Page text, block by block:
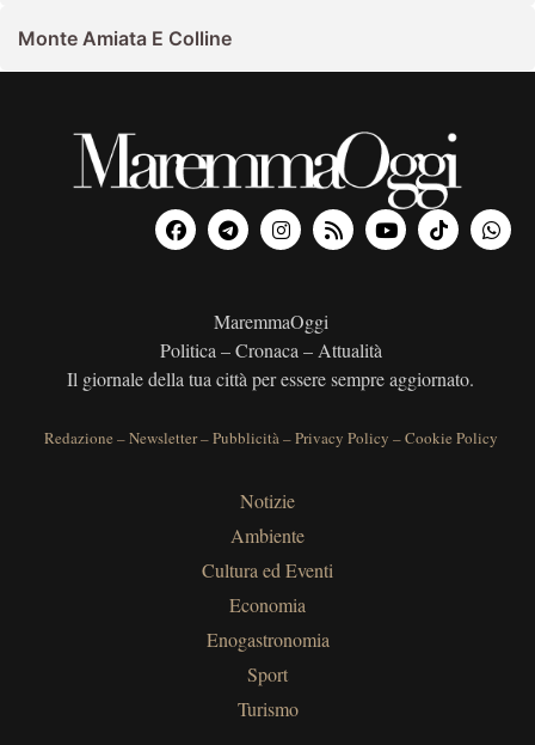
Monte Amiata E Colline
MaremmaOggi
Politica – Cronaca – Attualità
Il giornale della tua città per essere sempre aggiornato.
Redazione –Newsletter–Pubblicità–Privacy Policy –Cookie Policy
Notizie
Ambiente
Cultura ed Eventi
Economia
Enogastronomia
Sport
Turismo